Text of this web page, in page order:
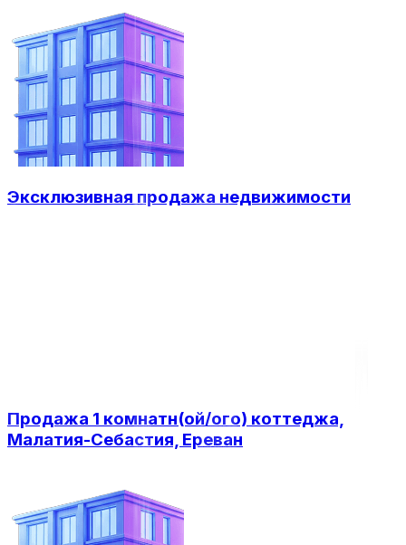
Эксклюзивная продажа недвижимости
Продажа 1 комнатн(ой/ого) коттеджа,
Малатия-Себастия, Ереван